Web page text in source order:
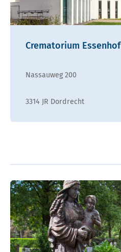
Crematorium Essenhof
Nassauweg 200
3314 JR Dordrecht